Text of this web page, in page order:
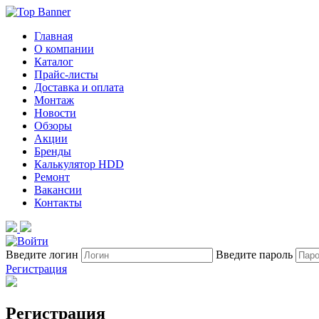
Главная
О компании
Каталог
Прайс-листы
Доставка и оплата
Монтаж
Новости
Обзоры
Акции
Бренды
Калькулятор HDD
Ремонт
Вакансии
Контакты
Введите логин Введите пароль
Регистрация
Регистрация